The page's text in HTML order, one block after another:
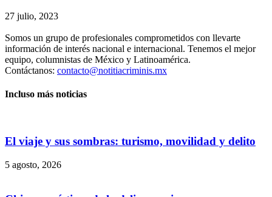
27 julio, 2023
Somos un grupo de profesionales comprometidos con llevarte
información de interés nacional e internacional. Tenemos el mejor
equipo, columnistas de México y Latinoamérica.
Contáctanos: contacto@notitiacriminis.mx
Incluso más noticias
El viaje y sus sombras: turismo, movilidad y delito
5 agosto, 2026